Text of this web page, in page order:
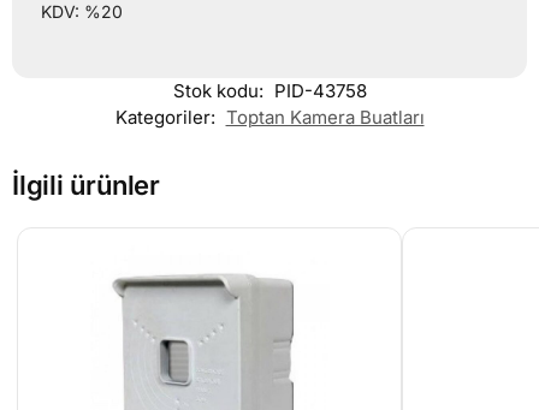
KDV: %20
Stok kodu: PID-43758
Kategoriler: Toptan Kamera Buatları
İlgili ürünler